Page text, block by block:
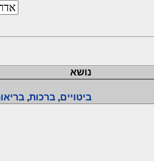
נושא
ביטויים,ברכות,